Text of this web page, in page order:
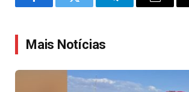
FacebookTwitter TelegramEmail
Mais Notícias